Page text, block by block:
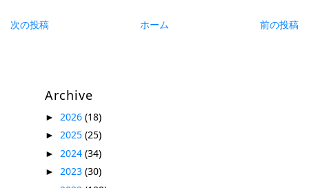
次の投稿 前の投稿
ホーム
Archive
► 2026 (18)
► 2025 (25)
► 2024 (34)
► 2023 (30)